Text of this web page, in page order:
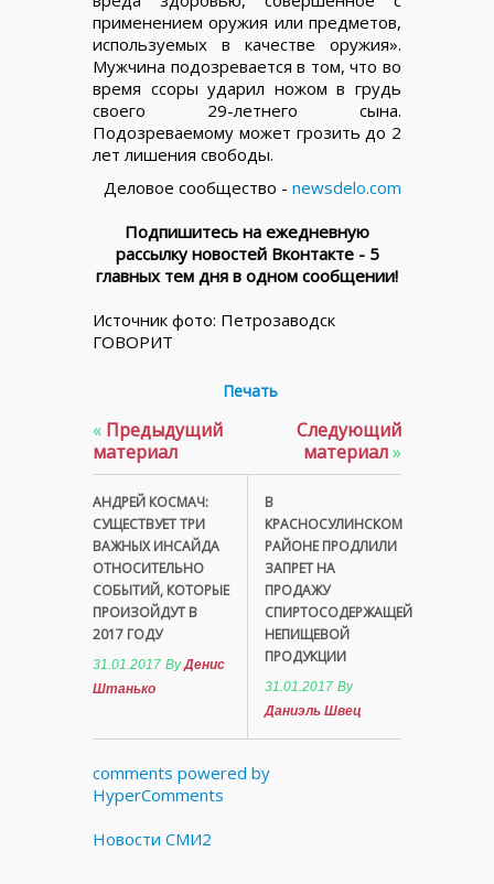
применением оружия или предметов,
используемых в качестве оружия».
Мужчина подозревается в том, что во
время ссоры ударил ножом в грудь
своего 29-летнего сына.
Подозреваемому может грозить до 2
лет лишения свободы.
Деловое сообщество - newsdelo.com
Подпишитесь на ежедневную
рассылку новостей Вконтакте - 5
главных тем дня в одном сообщении!
Источник фото: Петрозаводск
ГОВОРИТ
Печать
« Предыдущий
материал
АНДРЕЙ КОСМАЧ:
СУЩЕСТВУЕТ ТРИ
ВАЖНЫХ ИНСАЙДА
ОТНОСИТЕЛЬНО
СОБЫТИЙ, КОТОРЫЕ
ПРОИЗОЙДУТ В
2017 ГОДУ
31.01.2017 ByДенис
Штанько
Следующий
материал»
В
КРАСНОСУЛИНСКОМ
РАЙОНЕ ПРОДЛИЛИ
ЗАПРЕТ НА
ПРОДАЖУ
СПИРТОСОДЕРЖАЩЕЙ
НЕПИЩЕВОЙ
ПРОДУКЦИИ
31.01.2017 By
Даниэль Швец
comments powered by
HyperComments
Новости СМИ2